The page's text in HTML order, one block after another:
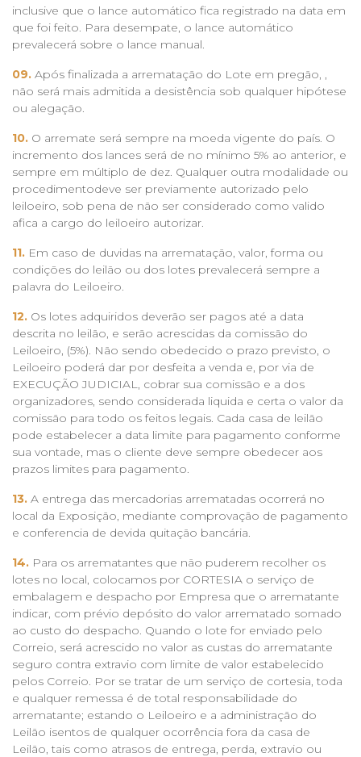
inclusive que o lance automático fica registrado na data em
que foi feito. Para desempate, o lance automático
prevalecerá sobre o lance manual.
09. Após finalizada a arrematação do Lote em pregão, ,
não será mais admitida a desistência sob qualquer hipótese
ou alegação.
10. O arremate será sempre na moeda vigente do país. O
incremento dos lances será de no mínimo 5% ao anterior, e
sempre em múltiplo de dez. Qualquer outra modalidade ou
procedimentodeve ser previamente autorizado pelo
leiloeiro, sob pena de não ser considerado como valido
afica a cargo do leiloeiro autorizar.
11. Em caso de duvidas na arrematação, valor, forma ou
condições do leilão ou dos lotes prevalecerá sempre a
palavra do Leiloeiro.
12. Os lotes adquiridos deverão ser pagos até a data
descrita no leilão, e serão acrescidas da comissão do
Leiloeiro, (5%). Não sendo obedecido o prazo previsto, o
Leiloeiro poderá dar por desfeita a venda e, por via de
EXECUÇÃO JUDICIAL, cobrar sua comissão e a dos
organizadores, sendo considerada liquida e certa o valor da
comissão para todo os feitos legais. Cada casa de leilão
pode estabelecer a data limite para pagamento conforme
sua vontade, mas o cliente deve sempre obedecer aos
prazos limites para pagamento.
13. A entrega das mercadorias arrematadas ocorrerá no
local da Exposição, mediante comprovação de pagamento
e conferencia de devida quitação bancária.
14. Para os arrematantes que não puderem recolher os
lotes no local, colocamos por CORTESIA o serviço de
embalagem e despacho por Empresa que o arrematante
indicar, com prévio depósito do valor arrematado somado
ao custo do despacho. Quando o lote for enviado pelo
Correio, será acrescido no valor as custas do arrematante
seguro contra extravio com limite de valor estabelecido
pelos Correio. Por se tratar de um serviço de cortesia, toda
e qualquer remessa é de total responsabilidade do
arrematante; estando o Leiloeiro e a administração do
Leilão isentos de qualquer ocorrência fora da casa de
Leilão, tais como atrasos de entrega, perda, extravio ou